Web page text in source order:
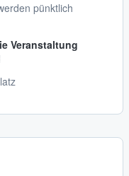
pünktlich
Veranstaltung